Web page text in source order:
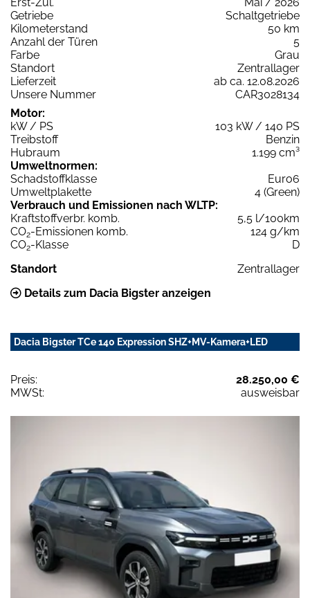
Getriebe
Schaltgetriebe
Kilometerstand
50 km
Anzahl der Türen
5
Farbe
Grau
Standort
Zentrallager
Lieferzeit
ab ca. 12.08.2026
Unsere Nummer
CAR3028134
Motor:
kW / PS
103 kW / 140 PS
Treibstoff
Benzin
Hubraum
1.199 cm³
Umweltnormen:
Schadstoffklasse
Euro6
Umweltplakette
4 (Green)
Verbrauch und Emissionen nach WLTP:
Kraftstoffverbr. komb.
5,5 l/100km
CO2-Emissionen komb.
124 g/km
CO2-Klasse
D
Standort
Zentrallager
Details zum Dacia Bigster anzeigen
Dacia Bigster TCe 140 Expression SHZ+MV-Kamera+LED
Preis:
28.250,00 €
MWSt:
ausweisbar